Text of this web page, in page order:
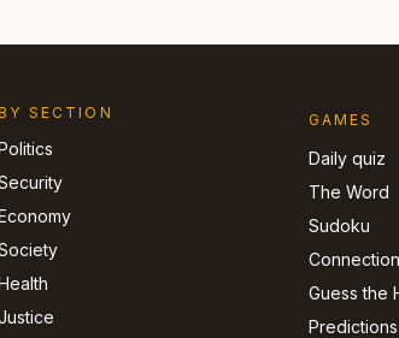
SECTION GAMES
Daily quiz
The Word
Sudoku
Guess the
Predictions